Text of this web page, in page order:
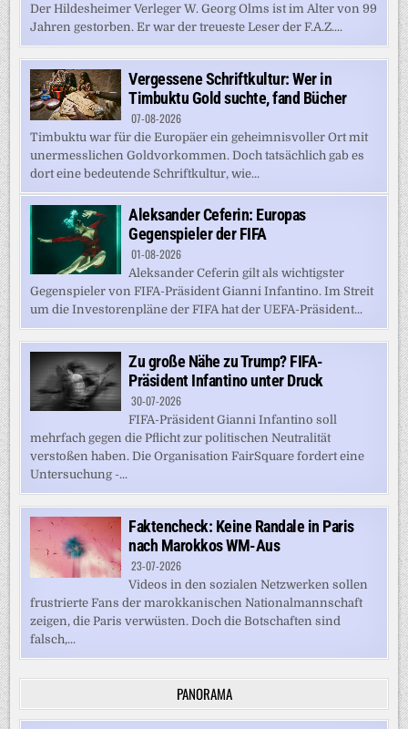
Der Hildesheimer Verleger W. Georg Olms ist im Alter von 99
Jahren gestorben. Er war der treueste Leser der F.A.Z....
Vergessene Schriftkultur: Wer in
Timbuktu Gold suchte, fand Bücher
07-08-2026
Timbuktu war für die Europäer ein geheimnisvoller Ort mit
unermesslichen Goldvorkommen. Doch tatsächlich gab es
dort eine bedeutende Schriftkultur, wie...
Aleksander Ceferin: Europas
Gegenspieler der FIFA
01-08-2026
Aleksander Ceferin gilt als wichtigster
Gegenspieler von FIFA-Präsident Gianni Infantino. Im Streit
um die Investorenpläne der FIFA hat der UEFA-Präsident...
Zu große Nähe zu Trump? FIFA-
Präsident Infantino unter Druck
30-07-2026
FIFA-Präsident Gianni Infantino soll
mehrfach gegen die Pflicht zur politischen Neutralität
verstoßen haben. Die Organisation FairSquare fordert eine
Untersuchung -...
Faktencheck: Keine Randale in Paris
nach Marokkos WM-Aus
23-07-2026
Videos in den sozialen Netzwerken sollen
frustrierte Fans der marokkanischen Nationalmannschaft
zeigen, die Paris verwüsten. Doch die Botschaften sind
falsch,...
PANORAMA